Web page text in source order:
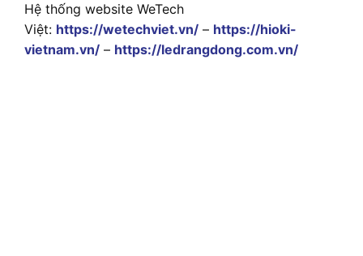
Hệ thống website WeTech
Việt: https://wetechviet.vn/ – https://hioki-
vietnam.vn/ – https://ledrangdong.com.vn/